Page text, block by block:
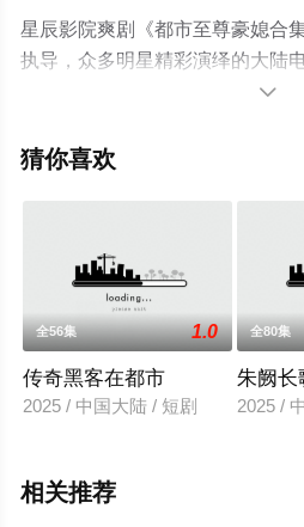
星辰影院爽剧《都市至尊豪媳合
执导，众多明星精彩演绎的大陆
晓（已完结），手机免费观看高
视猫或剧情网等平台了解。

猜你喜欢
全56集 1.0
传奇黑客在都市
2025 / 中国大陆 / 短剧
全80集
朱阙长
2025 /
相关推荐